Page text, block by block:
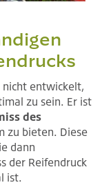
entwickelt,
zu sein. Er ist
des
zu bieten. Diese
dann
der Reifendruck
ist.